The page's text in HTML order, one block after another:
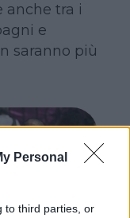
Personal
to third parties, or
anche tra i
e
saranno più